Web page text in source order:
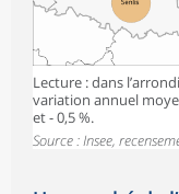
Lecture : dans
variation annuel
et - 0,5 %.
Source : Insee,